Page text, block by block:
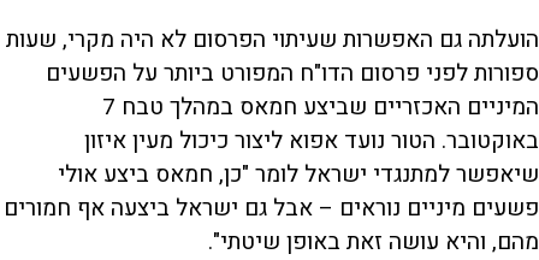
הועלתה גם האפשרות שעיתוי הפרסום לא היה מקרי, שעות
ספורות לפני פרסום הדו"ח המפורט ביותר על הפשעים
המיניים האכזריים שביצע חמאס במהלך טבח 7
באוקטובר. הטור נועד אפוא ליצור כיכול מעין איזון
שיאפשר למתנגדי ישראל לומר "כן, חמאס ביצע אולי
פשעים מיניים נוראים – אבל גם ישראל ביצעה אף חמורים
מהם, והיא עושה זאת באופן שיטתי".